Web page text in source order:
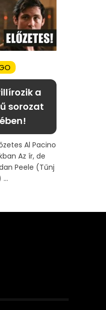
a
sorozat
Al Pacino
Az ír, de
Peele (Tűnj
...